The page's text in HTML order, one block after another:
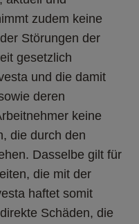
zudem keine
Störungen der
gesetzlich
und die damit
deren
keine
die durch den
Dasselbe gilt für
die mit der
haftet somit
Schäden, die